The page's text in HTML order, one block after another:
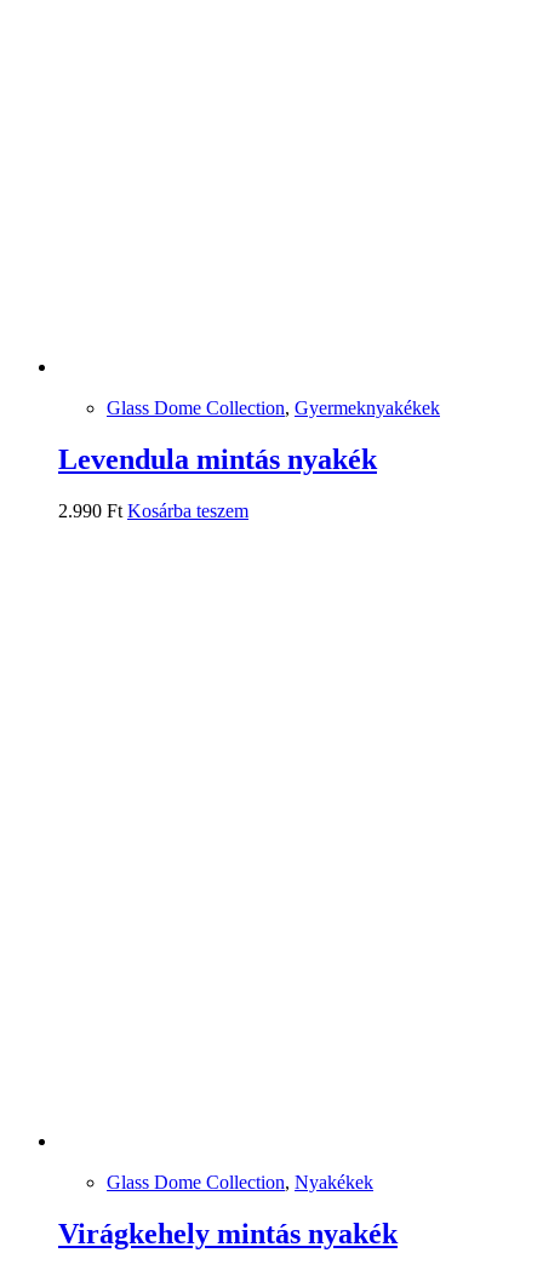
Glass Dome Collection, Gyermeknyakékek
Levendula mintás nyakék
2.990 Ft Kosárba teszem
Glass Dome Collection, Nyakékek
Virágkehely mintás nyakék